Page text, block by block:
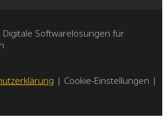
Digitale Softwarelösungen für
| Cookie-Einstellungen |